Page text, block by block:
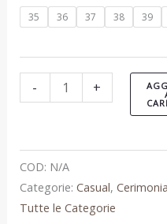
35 36 37 38 39
- +
COD: N/A
Categorie: Casual, Cerimonia
Tutte le Categorie